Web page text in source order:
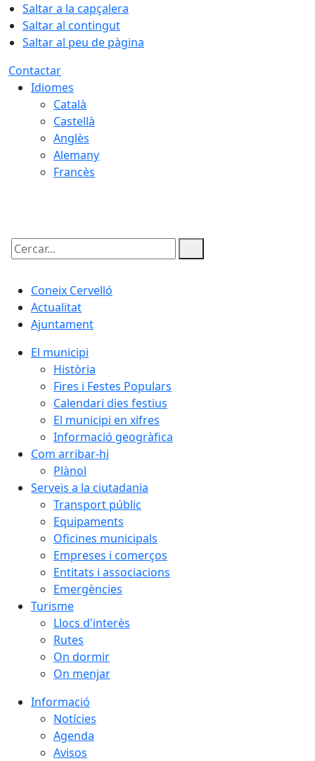
Saltar a la capçalera
Saltar al contingut
Saltar al peu de pàgina
Contactar
Idiomes
Català
Castellà
Anglès
Alemany
Francès
Cercar:
Coneix Cervelló
Actualitat
Ajuntament
El municipi
Història
Fires i Festes Populars
Calendari dies festius
El municipi en xifres
Informació geogràfica
Com arribar-hi
Plànol
Serveis a la ciutadania
Transport públic
Equipaments
Oficines municipals
Empreses i comerços
Entitats i associacions
Emergències
Turisme
Llocs d'interès
Rutes
On dormir
On menjar
Informació
Notícies
Agenda
Avisos